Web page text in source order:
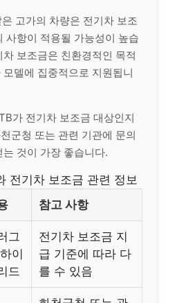
고가의 차량은 전기차 보조
사항이 적용될 가능성이 높습
보조금은 친환경적인 목적
델에 집중적으로 지원됩니
가 전기차 보조금 대상인지
군청 또는 관련 기관에 문의
것이 가장 좋습니다.
전기차 보조금 관련 정보
참고 사항
그
이
드
전기차 보조금 지
급 기준에 따라 다
를 수 있음